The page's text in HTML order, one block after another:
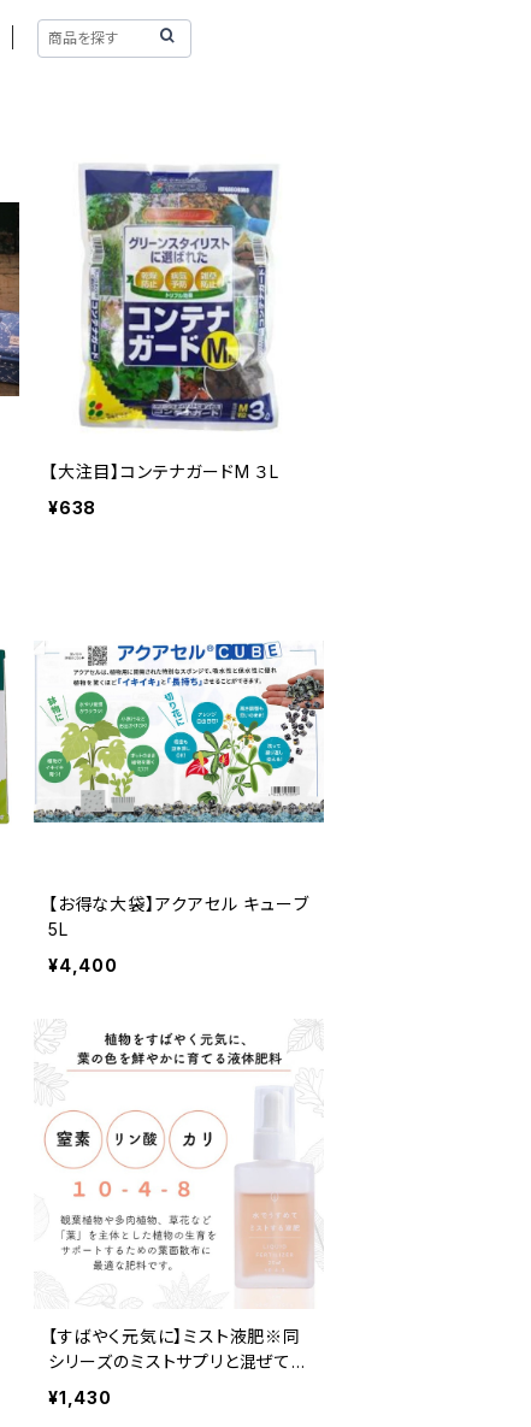
【大注目】コンテナガードM ３L
¥638
【お得な大袋】アクアセル キューブ
5L
¥4,400
【すばやく元気に】ミスト液肥※同
シリーズのミストサプリと混ぜて使
用OK
¥1,430